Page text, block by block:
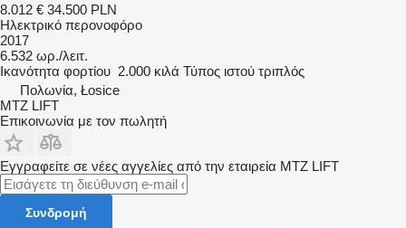
8.012 € 34.500 PLN
Ηλεκτρικό περονοφόρο
2017
6.532 ωρ./λειτ.
Ικανότητα φορτίου 2.000 κιλά Τύπος ιστού τριπλός
Πολωνία, Łosice
MTZ LIFT
Επικοινωνία με τον πωλητή
Εγγραφείτε σε νέες αγγελίες από την εταιρεία MTZ LIFT
Συνδρομή